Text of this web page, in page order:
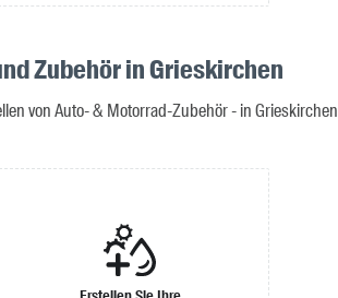
Zubehör in Grieskirchen
von Auto- & Motorrad-Zubehör - in Grieskirchen